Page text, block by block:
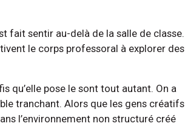
fait sentir au-delà de la salle de classe.
le corps professoral à explorer des
qu’elle pose le sont tout autant. On a
tranchant. Alors que les gens créatifs
l’environnement non structuré créé